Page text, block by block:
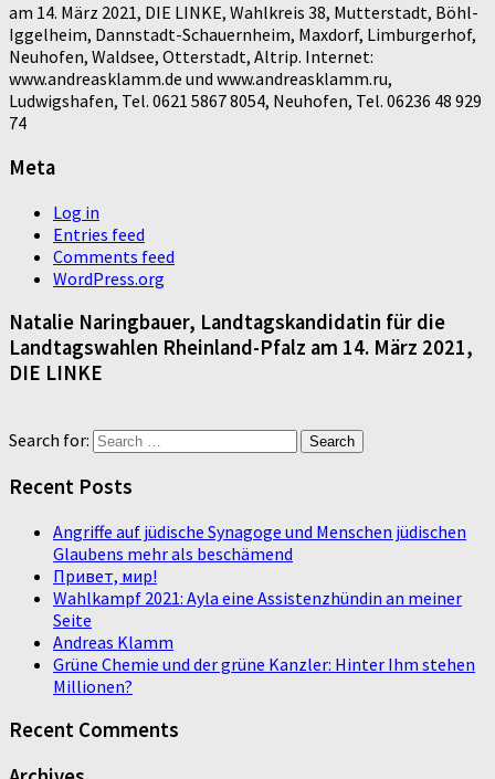
am 14. März 2021, DIE LINKE, Wahlkreis 38, Mutterstadt, Böhl-
Iggelheim, Dannstadt-Schauernheim, Maxdorf, Limburgerhof,
Neuhofen, Waldsee, Otterstadt, Altrip. Internet:
www.andreasklamm.de und www.andreasklamm.ru,
Ludwigshafen, Tel. 0621 5867 8054, Neuhofen, Tel. 06236 48 929
74
Meta
Log in
Entries feed
Comments feed
WordPress.org
Natalie Naringbauer, Landtagskandidatin für die
Landtagswahlen Rheinland-Pfalz am 14. März 2021,
DIE LINKE
Search for:
Recent Posts
Angriffe auf jüdische Synagoge und Menschen jüdischen
Glaubens mehr als beschämend
Привет, мир!
Wahlkampf 2021: Ayla eine Assistenzhündin an meiner
Seite
Andreas Klamm
Grüne Chemie und der grüne Kanzler: Hinter Ihm stehen
Millionen?
Recent Comments